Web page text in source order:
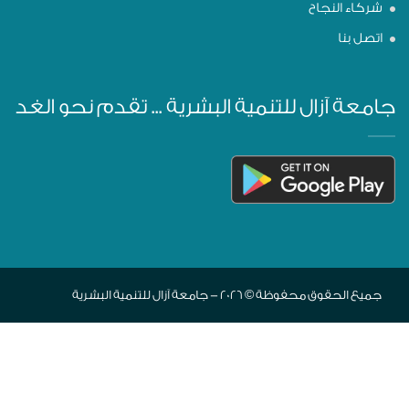
شركاء النجاح
اتصل بنا
جامعة آزال للتنمية البشرية ... تقدم نحو الغد
جميع الحقوق محفوظة © 2026 - جامعة آزال للتنمية البشرية